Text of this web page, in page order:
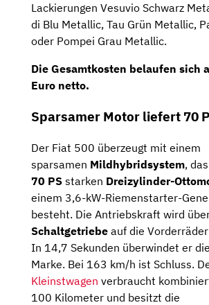
Lackierungen Vesuvio Schwarz
di Blu Metallic, Tau Grün Metallic,
oder Pompei Grau Metallic.
Die Gesamtkosten belaufen sich
Euro netto.
Sparsamer Motor liefert 70
Der Fiat 500 überzeugt mit einem
sparsamen Mildhybridsystem,
70 PS starken Dreizylinder-
einem 3,6-kW-Riemenstarter-
besteht. Die Antriebskraft wird
Schaltgetriebe auf die
In 14,7 Sekunden überwindet er
Marke. Bei 163 km/h ist Schluss.
Kleinstwagen verbraucht
100 Kilometer und besitzt die